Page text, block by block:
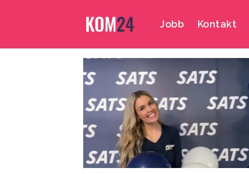
Jobb Kontakt
Emne:
seeberg